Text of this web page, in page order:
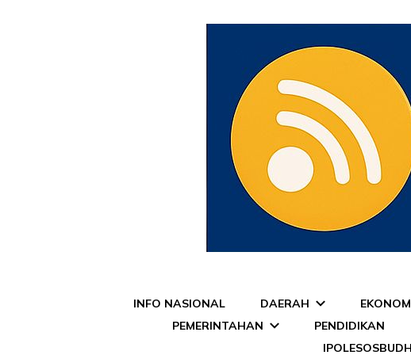
INFO NASIONAL DAERAH
PEMERINTAHAN
PENDIDIKAN